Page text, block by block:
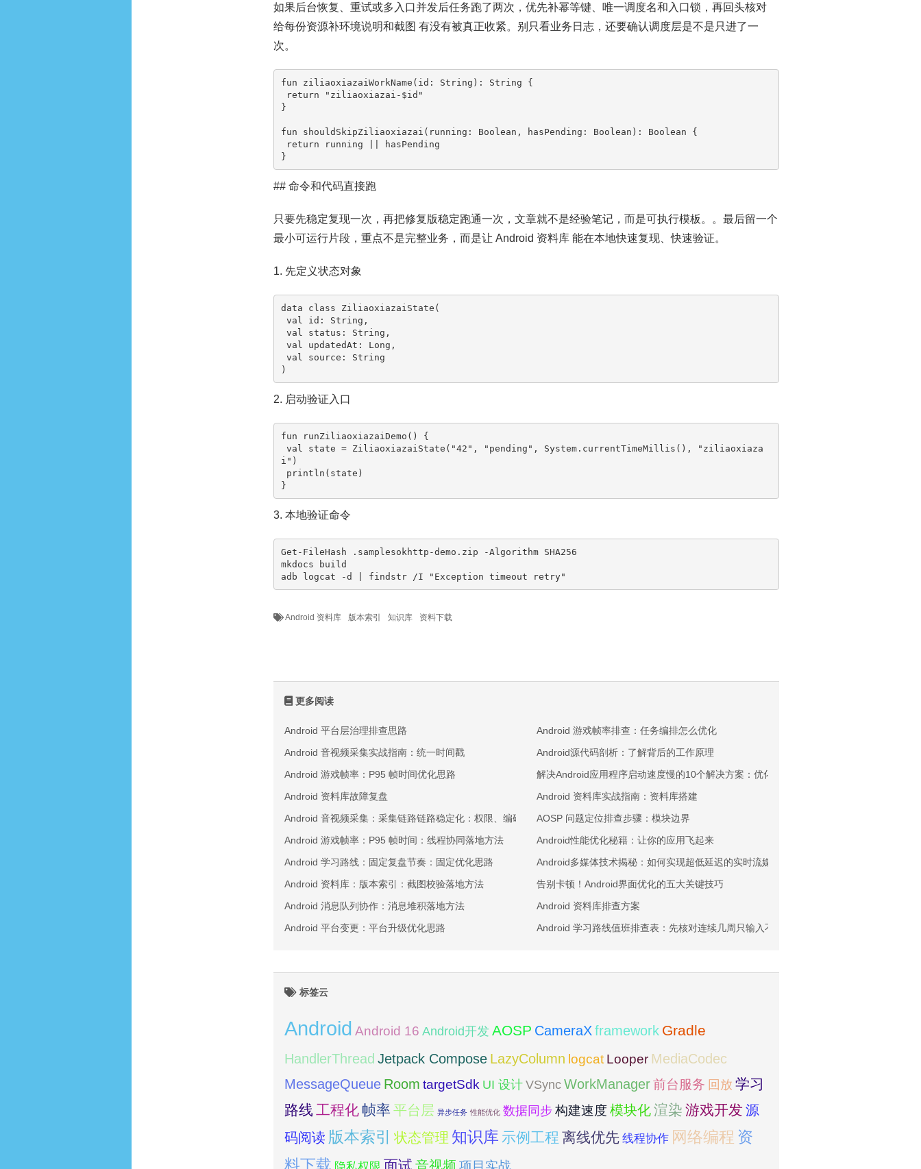
如果后台恢复、重试或多入口并发后任务跑了两次，优先补幂等键、唯一调度名和入口锁，再回头核对
给每份资源补环境说明和截图 有没有被真正收紧。别只看业务日志，还要确认调度层是不是只进了一
次。
fun ziliaoxiazaiWorkName(id: String): String {
}
fun shouldSkipZiliaoxiazai(running: Boolean, hasPending: Boolean): Boolean {
}
## 命令和代码直接跑
只要先稳定复现一次，再把修复版稳定跑通一次，文章就不是经验笔记，而是可执行模板。。最后留一个
最小可运行片段，重点不是完整业务，而是让 Android 资料库 能在本地快速复现、快速验证。
1. 先定义状态对象
data class ZiliaoxiazaiState(
)
2. 启动验证入口
fun runZiliaoxiazaiDemo() {
i")
}
3. 本地验证命令
Get-FileHash .samplesokhttp-demo.zip -Algorithm SHA256
mkdocs build
adb logcat -d | findstr /I "Exception timeout retry"
Android 资料库 版本索引 知识库 资料下载
更多阅读
Android 平台层治理排查思路
Android 音视频采集实战指南：统一时间戳
Android 游戏帧率：P95 帧时间优化思路
Android 资料库故障复盘
Android 音视频采集：采集链路链路稳定化：权限、编码与回放三段排查
Android 游戏帧率：P95 帧时间：线程协同落地方法
Android 学习路线：固定复盘节奏：固定优化思路
Android 资料库：版本索引：截图校验落地方法
Android 消息队列协作：消息堆积落地方法
Android 平台变更：平台升级优化思路
Android 游戏帧率排查：任务编排怎么优化
Android源代码剖析：了解背后的工作原理
解决Android应用程序启动速度慢的10个解决方案：优化您的应用体验
Android 资料库实战指南：资料库搭建
AOSP 问题定位排查步骤：模块边界
Android性能优化秘籍：让你的应用飞起来
Android多媒体技术揭秘：如何实现超低延迟的实时流媒体播放
告别卡顿！Android界面优化的五大关键技巧
Android 资料库排查方案
Android 学习路线值班排查表：先核对连续几周只输入不输出还是按周轮换项目、源码和复
标签云
Android Android 16 Android开发 AOSP CameraXframework Gradle
HandlerThread Jetpack Compose LazyColumn logcat Looper MediaCodec
MessageQueue Room targetSdk UI 设计 VSyncWorkManager前台服务 回放 学习
路线 工程化帧率 平台层 异步任务 性能优化 数据同步 构建速度 模块化渲染 游戏开发 源
码阅读 版本索引 状态管理 知识库 示例工程 离线优先 线程协作 网络编程 资
料下载 隐私权限 面试 音视频 项目实战